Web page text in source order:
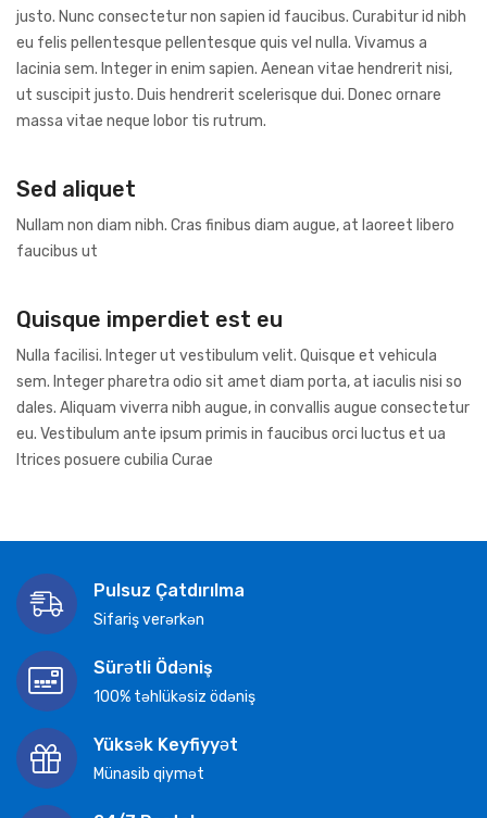
justo. Nunc consectetur non sapien id faucibus. Curabitur id nibh
eu felis pellentesque pellentesque quis vel nulla. Vivamus a
lacinia sem. Integer in enim sapien. Aenean vitae hendrerit nisi,
ut suscipit justo. Duis hendrerit scelerisque dui. Donec ornare
massa vitae neque lobor tis rutrum.
Sed aliquet
Nullam non diam nibh. Cras finibus diam augue, at laoreet libero
faucibus ut
Quisque imperdiet est eu
Nulla facilisi. Integer ut vestibulum velit. Quisque et vehicula
sem. Integer pharetra odio sit amet diam porta, at iaculis nisi so
dales. Aliquam viverra nibh augue, in convallis augue consectetur
eu. Vestibulum ante ipsum primis in faucibus orci luctus et ua
ltrices posuere cubilia Curae
Pulsuz Çatdırılma
Sifariş verərkən
Sürətli Ödəniş
100% təhlükəsiz ödəniş
Yüksək Keyfiyyət
Münasib qiymət